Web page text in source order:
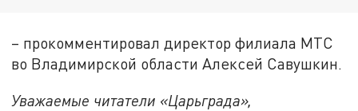
– прокомментировал директор филиала МТС
во Владимирской области Алексей Савушкин.
Уважаемые читатели «Царьграда»,